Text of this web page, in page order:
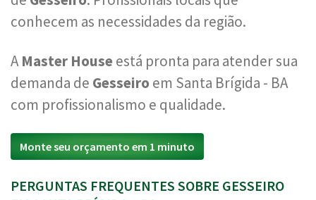
conhecem as necessidades da região.
AMaster House está pronta para atender sua
demanda de Gesseiro em Santa Brígida - BA
com profissionalismo e qualidade.
Monte seu orçamento em 1 minuto
PERGUNTAS FREQUENTES SOBRE GESSEIRO